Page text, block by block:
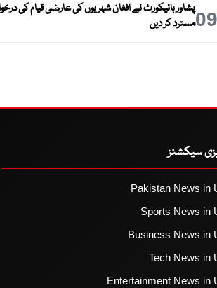
09پشاور ہائیکورٹ نے افغان شہریوں کی عارضی قیام کی
مسترد کر دیں
سیکشنز
Pakistan News in
Sports News in
Business News in
Tech News in
Entertainment News in